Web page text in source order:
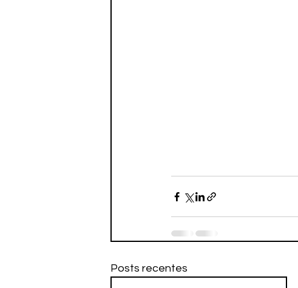
Posts recentes